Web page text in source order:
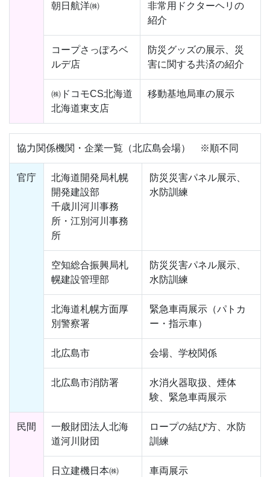
朝日航洋㈱
非常用ドクターヘリの
紹介
コープさっぽろベ
ルデ店
防災グッズの展示、災
害に関する共済の紹介
㈱ドコモCS北海道
北海道東支店
移動基地局車の展示
協力関係機関・企業一覧（北広島会場） ※順不同
官庁
北海道開発局札幌
開発建設部
千歳川河川事務
所・江別河川事務
所
防災災害パネル展示、
水防訓練
空知総合振興局札
幌建設管理部
防災災害パネル展示、
水防訓練
北海道札幌方面厚
別警察署
緊急車両展示（パトカ
ー・指示車）
北広島市 会場、学校関係
北広島市消防署
水消火器取扱、煙体
験、緊急車両展示
民間
一般財団法人北海
道河川財団
ロープの結び方、水防
訓練
日立建機日本㈱ 車両展示